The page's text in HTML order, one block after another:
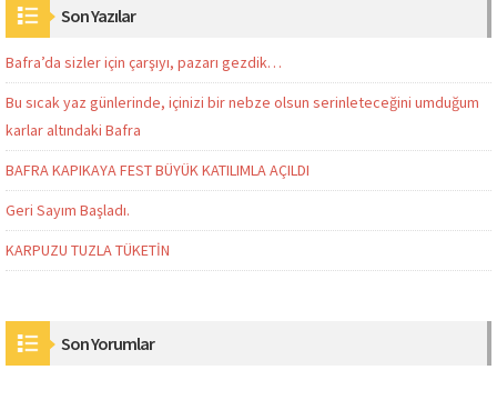
Son Yazılar
Bafra’da sizler için çarşıyı, pazarı gezdik…
Bu sıcak yaz günlerinde, içinizi bir nebze olsun serinleteceğini umduğum
karlar altındaki Bafra
BAFRA KAPIKAYA FEST BÜYÜK KATILIMLA AÇILDI
Geri Sayım Başladı.
KARPUZU TUZLA TÜKETİN
Son Yorumlar